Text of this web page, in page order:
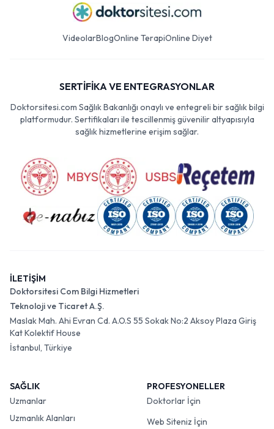
VideolarBlogOnline TerapiOnline Diyet
SERTİFİKA VE ENTEGRASYONLAR
Doktorsitesi.com Sağlık Bakanlığı onaylı ve entegreli bir sağlık bilgi
platformudur. Sertifikaları ile tescillenmiş güvenilir altyapısıyla
sağlık hizmetlerine erişim sağlar.
İLETİŞİM
Doktorsitesi Com Bilgi Hizmetleri
Teknoloji ve Ticaret A.Ş.
Maslak Mah. Ahi Evran Cd. A.O.S 55 Sokak No:2 Aksoy Plaza Giriş
Kat Kolektif House
İstanbul, Türkiye
SAĞLIK
Uzmanlar
Uzmanlık Alanları
PROFESYONELLER
Doktorlar İçin
Web Siteniz İçin